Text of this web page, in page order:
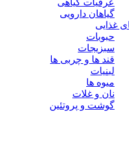
عرقیات گیاهی
گیاهان دارویی
غذایی
حبوبات
سبزیجات
قند ها و چربی ها
لبنیات
میوه ها
نان و غلات
گوشت و پروتئین